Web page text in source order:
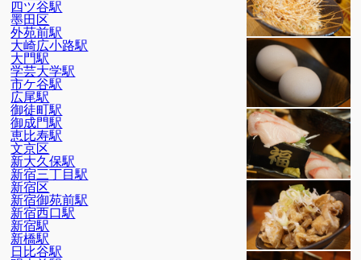
四ツ谷駅
墨田区
外苑前駅
大崎広小路駅
大門駅
学芸大学駅
市ケ谷駅
広尾駅
御徒町駅
御成門駅
恵比寿駅
文京区
新大久保駅
新宿三丁目駅
新宿区
新宿御苑前駅
新宿西口駅
新宿駅
新橋駅
日比谷駅